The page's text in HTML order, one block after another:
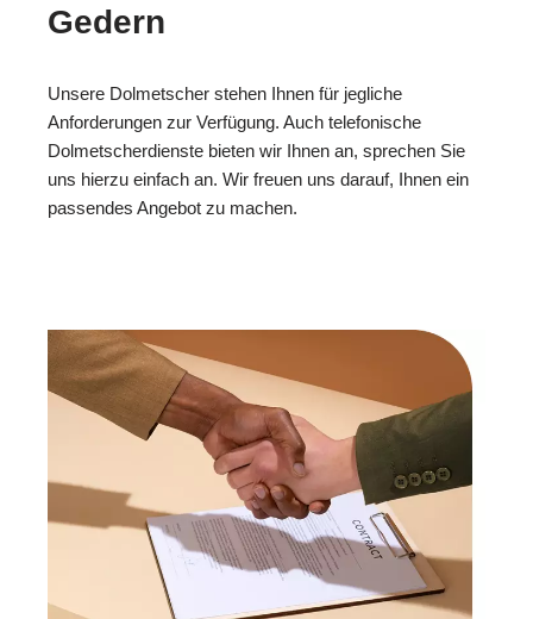
Gedern
Unsere Dolmetscher stehen Ihnen für jegliche
Anforderungen zur Verfügung. Auch telefonische
Dolmetscherdienste bieten wir Ihnen an, sprechen Sie
uns hierzu einfach an. Wir freuen uns darauf, Ihnen ein
passendes Angebot zu machen.